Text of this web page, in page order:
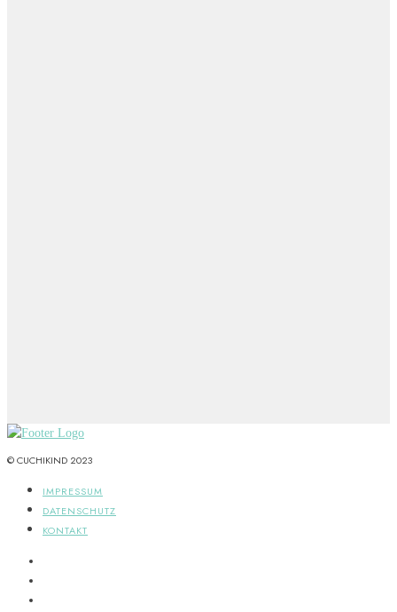
© CUCHIKIND 2023
IMPRESSUM
DATENSCHUTZ
KONTAKT